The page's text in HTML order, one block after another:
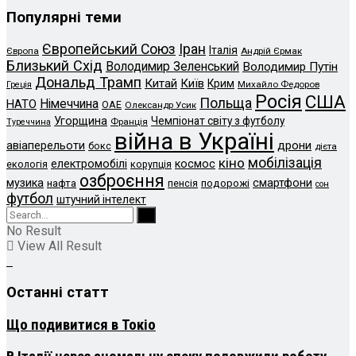
Популярні теми
Європа Європейський Союз Іран Італія Андрій Єрмак
Близький Схід Володимир Зеленський Володимир Путін
Греція Дональд Трамп Китай Київ Крим Михайло Федоров
НАТО Німеччина ОАЕ Олександр Усик Польща Росія США
Туреччина Угорщина Франція Чемпіонат світу з футболу
авіаперельоти бокс війна в Україні дрони дієта
екологія електромобілі корупція космос кіно мобілізація
музика нафта озброєння пенсія подорожі смартфони сон
футбол штучний інтелект
No Result
View All Result
Останні статт
Що подивитися в Токіо